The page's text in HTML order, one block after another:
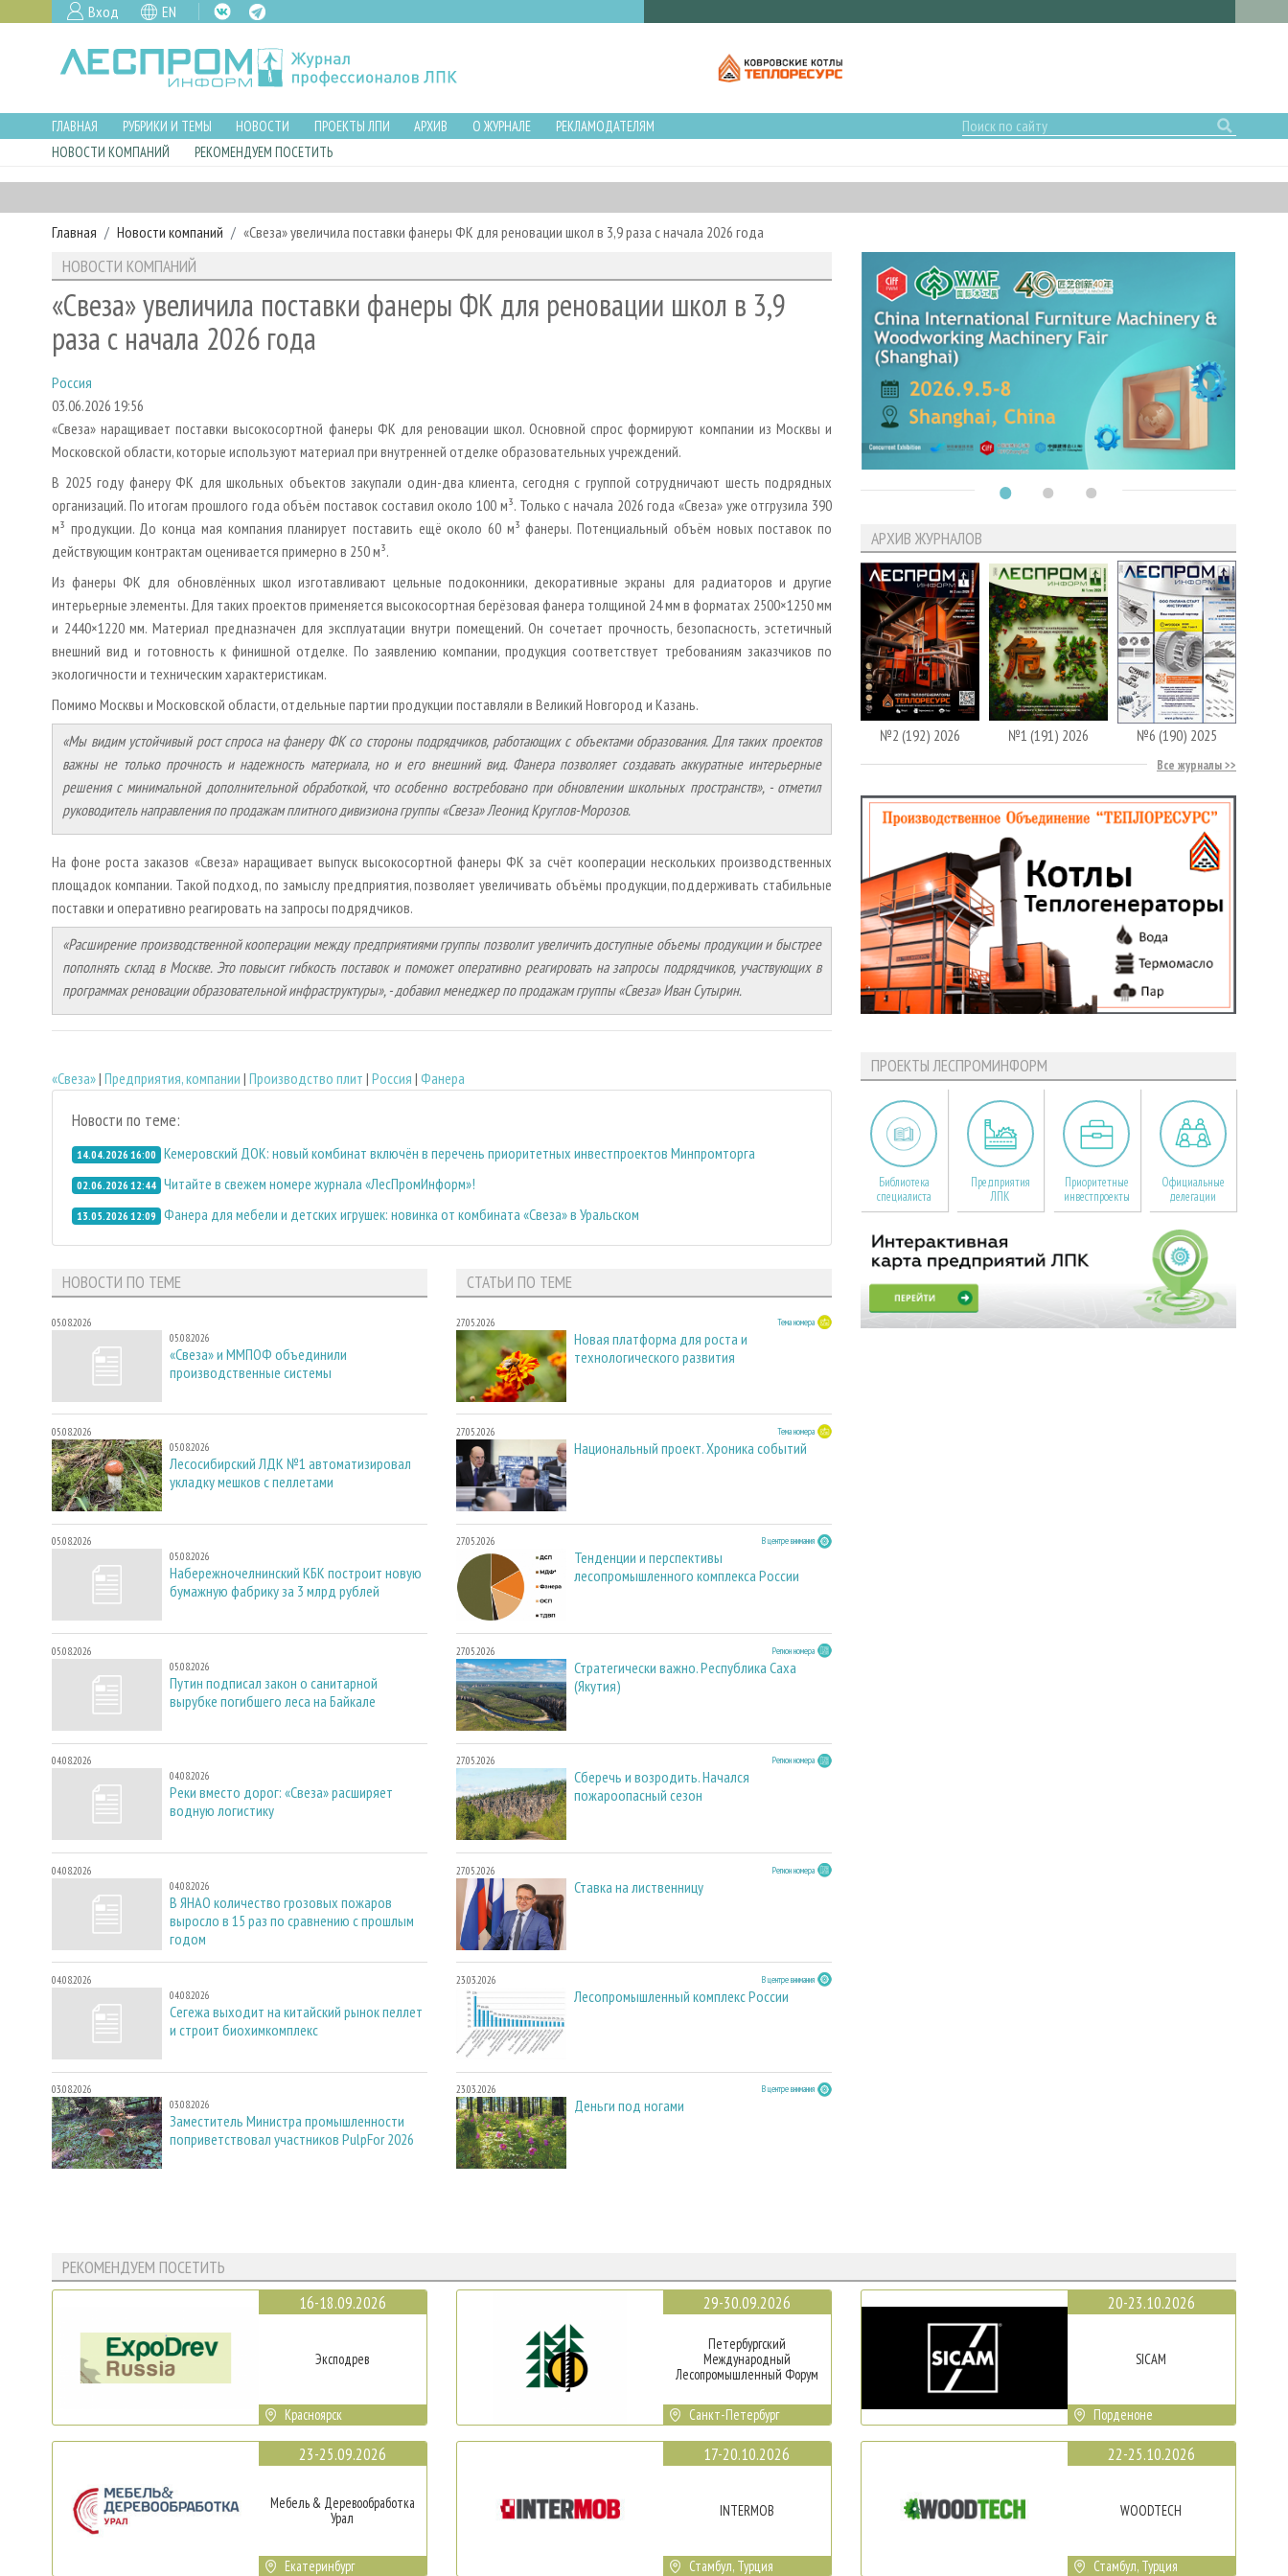
Вход EN
ГЛАВНАЯ РУБРИКИ И ТЕМЫ НОВОСТИ ПРОЕКТЫ ЛПИ АРХИВ О ЖУРНАЛЕ
РЕКЛАМОДАТЕЛЯМ
НОВОСТИ КОМПАНИЙ
РЕКОМЕНДУЕМ ПОСЕТИТЬ
Главная Новости компаний «Свеза» увеличила поставки фанеры ФК для реновации школ в 3,9 раза с начала 2026 года
НОВОСТИ КОМПАНИЙ
«Свеза» увеличила поставки фанеры ФК для реновации школ в 3,9
раза с начала 2026 года
Россия
03.06.2026 19:56
«Свеза» наращивает поставки высокосортной фанеры ФК для реновации школ. Основной спрос формируют компании из Москвы и
Московской области, которые используют материал при внутренней отделке образовательных учреждений.
В 2025 году фанеру ФК для школьных объектов закупали один-два клиента, сегодня с группой сотрудничают шесть подрядных
организаций. По итогам прошлого года объём поставок составил около 100 м³. Только с начала 2026 года «Свеза» уже отгрузила 390
м³ продукции. До конца мая компания планирует поставить ещё около 60 м³ фанеры. Потенциальный объём новых поставок по
действующим контрактам оценивается примерно в 250 м³.
Из фанеры ФК для обновлённых школ изготавливают цельные подоконники, декоративные экраны для радиаторов и другие
интерьерные элементы. Для таких проектов применяется высокосортная берёзовая фанера толщиной 24 мм в форматах 2500×1250 мм
и 2440×1220 мм. Материал предназначен для эксплуатации внутри помещений. Он сочетает прочность, безопасность, эстетичный
внешний вид и готовность к финишной отделке. По заявлению компании, продукция соответствует требованиям заказчиков по
экологичности и техническим характеристикам.
Помимо Москвы и Московской области, отдельные партии продукции поставляли в Великий Новгород и Казань.
«Мы видим устойчивый рост спроса на фанеру ФК со стороны подрядчиков, работающих с объектами образования. Для таких проектов
важны не только прочность и надежность материала, но и его внешний вид. Фанера позволяет создавать аккуратные интерьерные
решения с минимальной дополнительной обработкой, что особенно востребовано при обновлении школьных пространств», - отметил
руководитель направления по продажам плитного дивизиона группы «Свеза» Леонид Круглов-Морозов.
На фоне роста заказов «Свеза» наращивает выпуск высокосортной фанеры ФК за счёт кооперации нескольких производственных
площадок компании. Такой подход, по замыслу предприятия, позволяет увеличивать объёмы продукции, поддерживать стабильные
поставки и оперативно реагировать на запросы подрядчиков.
«Расширение производственной кооперации между предприятиями группы позволит увеличить доступные объемы продукции и быстрее
пополнять склад в Москве. Это повысит гибкость поставок и поможет оперативно реагировать на запросы подрядчиков, участвующих в
программах реновации образовательной инфраструктуры», - добавил менеджер по продажам группы «Свеза» Иван Сутырин.
«Свеза»| Предприятия, компании | Производство плит | Россия | Фанера
Новости по теме:
14.04.2026 16:00 Кемеровский ДОК: новый комбинат включён в перечень приоритетных инвестпроектов Минпромторга
02.06.2026 12:44 Читайте в свежем номере журнала «ЛесПромИнформ»!
13.05.2026 12:09 Фанера для мебели и детских игрушек: новинка от комбината «Свеза» в Уральском
НОВОСТИ ПО ТЕМЕ
05.08.2026
05.08.2026
«Свеза» и ММПОФ объединили
производственные системы
05.08.2026
05.08.2026
Лесосибирский ЛДК №1 автоматизировал
укладку мешков с пеллетами
05.08.2026
05.08.2026
Набережночелнинский КБК построит новую
бумажную фабрику за 3 млрд рублей
05.08.2026
05.08.2026
Путин подписал закон о санитарной
вырубке погибшего леса на Байкале
04.08.2026
04.08.2026
Реки вместо дорог: «Свеза» расширяет
водную логистику
04.08.2026
04.08.2026
В ЯНАО количество грозовых пожаров
выросло в 15 раз по сравнению с прошлым
годом
04.08.2026
04.08.2026
Сегежа выходит на китайский рынок пеллет
и строит биохимкомплекс
03.08.2026
03.08.2026
Заместитель Министра промышленности
поприветствовал участников PulpFor 2026
СТАТЬИ ПО ТЕМЕ
27.05.2026 Тема номера
Новая платформа для роста и
технологического развития
27.05.2026 Тема номера
Национальный проект. Хроника событий
27.05.2026 В центре внимания
Тенденции и перспективы
лесопромышленного комплекса России
27.05.2026 Регион номера
Стратегически важно. Республика Саха
(Якутия)
27.05.2026 Регион номера
Сберечь и возродить. Начался
пожароопасный сезон
27.05.2026 Регион номера
Ставка на лиственницу
23.03.2026 В центре внимания
Лесопромышленный комплекс России
23.03.2026 В центре внимания
Деньги под ногами
АРХИВ ЖУРНАЛОВ
№2 (192) 2026 №1 (191) 2026 №6 (190) 2025
Все журналы
ПРОЕКТЫ ЛЕСПРОМИНФОРМ
Библиотека
специалиста
Предприятия
ЛПК
Приоритетные
инвестпроекты
Официальные
делегации
РЕКОМЕНДУЕМ ПОСЕТИТЬ
16-18.09.2026
Эксподрев
Красноярск
23-25.09.2026
Мебель & Деревообработка
Урал
Екатеринбург
29-30.09.2026
Петербургский
Международный
Лесопромышленный Форум
Санкт-Петербург
17-20.10.2026
INTERMOB
Стамбул, Турция
20-23.10.2026
SICAM
Порденоне
22-25.10.2026
WOODTECH
Стамбул, Турция